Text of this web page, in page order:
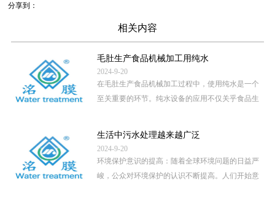
分享到：
相关内容
毛肚生产食品机械加工用纯水
2024-9-20
在毛肚生产食品机械加工过程中，使用纯水是一个
至关重要的环节。纯水设备的应用不仅关乎食品生
生活中污水处理越来越广泛
2024-9-20
环境保护意识的提高：随着全球环境问题的日益严
峻，公众对环境保护的认识不断提高。人们开始意